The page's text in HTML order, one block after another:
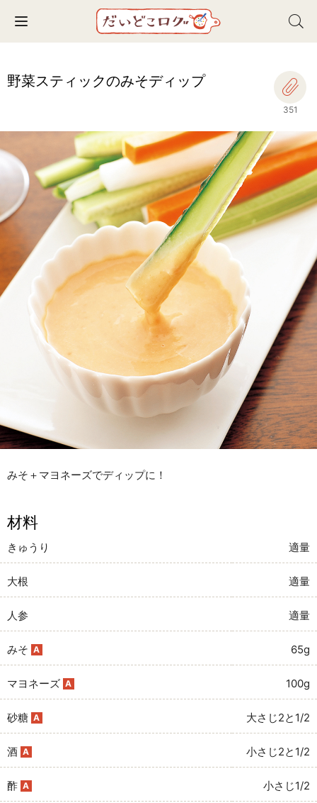
Toggle navigation
野菜スティックのみそディップ
351
みそ＋マヨネーズでディップに！
材料
きゅうり 適量
大根 適量
人参 適量
みそ A 65g
マヨネーズ A 100g
砂糖 A 大さじ2と1/2
酒 A 小さじ2と1/2
酢 A 小さじ1/2